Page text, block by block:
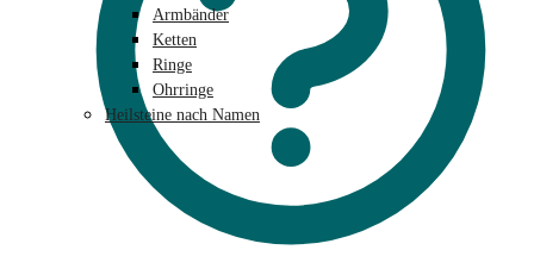
Armbänder
Ketten
Ringe
Ohrringe
Heilsteine nach Namen